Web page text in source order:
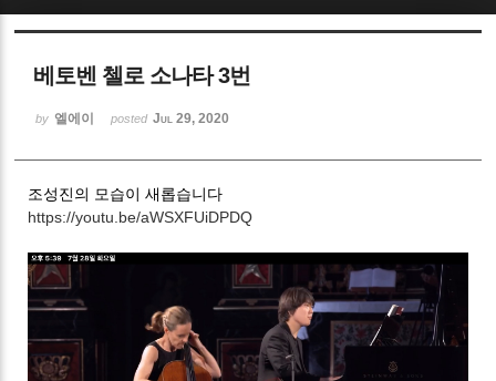
베토벤 첼로 소나타 3번
by 엘에이 posted Jul 29, 2020
조성진의 모습이 새롭습니다
https://youtu.be/aWSXFUiDPDQ
Sketchbook5, 스케치북5
Sketchbook5, 스케치북5